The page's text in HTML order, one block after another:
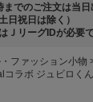
でのご注文は当日
土日祝日は除く）
ＪリーグIDが必要で
ファッション小物
コラボ ジュビロく